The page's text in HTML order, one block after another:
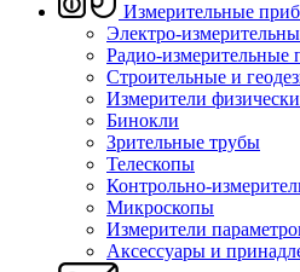
Измерительные
Электро-
Радио-измерительные
Строительные и
Измерители
Бинокли
Зрительные трубы
Телескопы
Контрольно-
Микроскопы
Измерители
Аксессуары и